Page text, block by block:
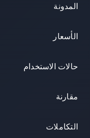
المدونة
الأسعار
حالات الاستخدام
مقارنة
التكاملات